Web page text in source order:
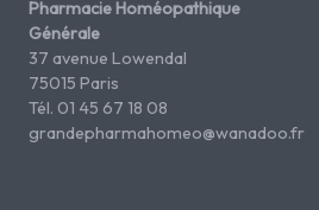
Pharmacie Homéopathique
Générale
37 avenue Lowendal
75015 Paris
Tél. 01 45 67 18 08
grandepharmahomeo@wanadoo.fr